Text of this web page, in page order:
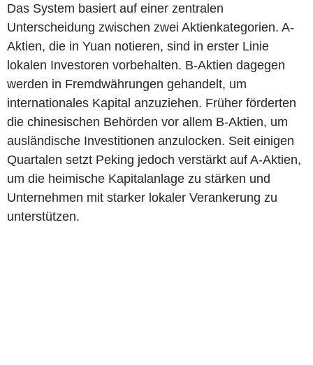
Das System basiert auf einer zentralen
Unterscheidung zwischen zwei Aktienkategorien. A-
Aktien, die in Yuan notieren, sind in erster Linie
lokalen Investoren vorbehalten. B-Aktien dagegen
werden in Fremdwährungen gehandelt, um
internationales Kapital anzuziehen. Früher förderten
die chinesischen Behörden vor allem B-Aktien, um
ausländische Investitionen anzulocken. Seit einigen
Quartalen setzt Peking jedoch verstärkt auf A-Aktien,
um die heimische Kapitalanlage zu stärken und
Unternehmen mit starker lokaler Verankerung zu
unterstützen.